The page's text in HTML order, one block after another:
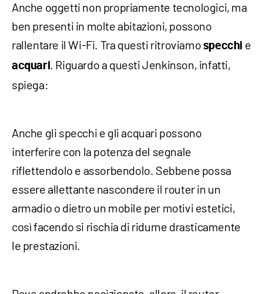
Anche oggetti non propriamente tecnologici, ma
ben presenti in molte abitazioni, possono
rallentare il Wi-Fi. Tra questi ritroviamo specchi e
acquari. Riguardo a questi Jenkinson, infatti,
spiega:
Anche gli specchi e gli acquari possono
interferire con la potenza del segnale
riflettendolo e assorbendolo. Sebbene possa
essere allettante nascondere il router in un
armadio o dietro un mobile per motivi estetici,
così facendo si rischia di ridurne drasticamente
le prestazioni.